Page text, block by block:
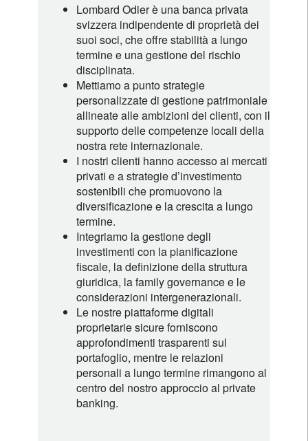
Lombard Odier è una banca privata
svizzera indipendente di proprietà dei
suoi soci, che offre stabilità a lungo
termine e una gestione del rischio
disciplinata.
Mettiamo a punto strategie
personalizzate di gestione patrimoniale
allineate alle ambizioni dei clienti, con il
supporto delle competenze locali della
nostra rete internazionale.
I nostri clienti hanno accesso ai mercati
privati e a strategie d’investimento
sostenibili che promuovono la
diversificazione e la crescita a lungo
termine.
Integriamo la gestione degli
investimenti con la pianificazione
fiscale, la definizione della struttura
giuridica, la family governance e le
considerazioni intergenerazionali.
Le nostre piattaforme digitali
proprietarie sicure forniscono
approfondimenti trasparenti sul
portafoglio, mentre le relazioni
personali a lungo termine rimangono al
centro del nostro approccio al private
banking.